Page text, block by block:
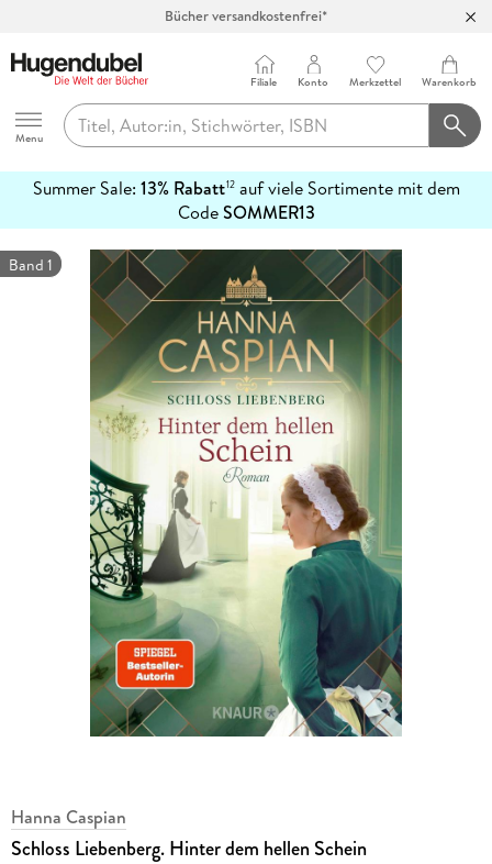
Bücher versandkostenfrei*
Abholung in über 100 Filialen
Hugendubel
Menu
Filiale Konto Merkzettel Warenkorb
Summer Sale: 13% Rabatt12auf viele Sortimente mit dem
CodeSOMMER13
erfahren
Band 1
Hanna Caspian
Schloss Liebenberg. Hinter dem hellen Schein